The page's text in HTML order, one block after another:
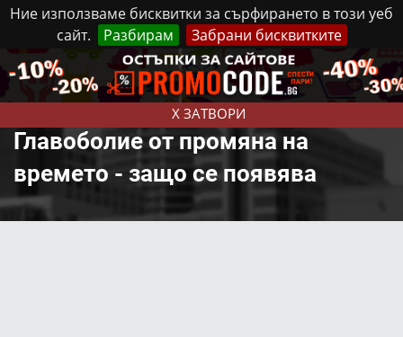
Ние използваме бисквитки за сърфирането в този уеб
сайт.
Разбирам Забрани бисквитките
X ЗАТВОРИ
Неделя, 9 Август, 2026 Реклама Контакти
Главоболие от промяна на
времето - защо се появява